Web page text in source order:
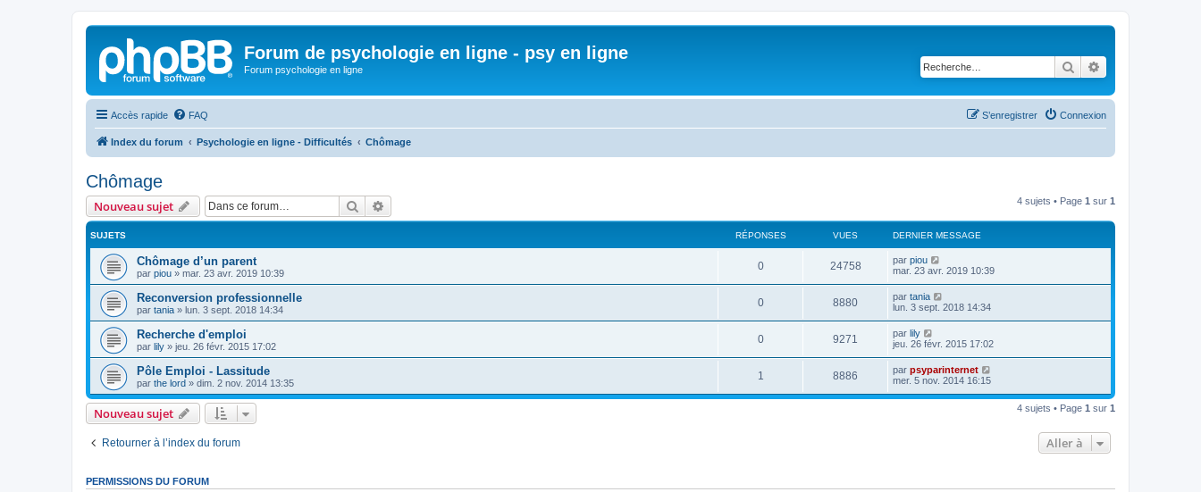
Forum de psychologie en ligne - psy en ligne
Forum psychologie en ligne Rechercher
Accès rapide FAQ Connexion
S’enregistrer
Index du forum Psychologie en ligne - Difficultés Chômage
Chômage
Nouveau sujet Rechercher 4 sujets • Page 1 sur 1
SUJETS RÉPONSES VUES DERNIER MESSAGE
Chômage d’un parent
par piou » mar. 23 avr. 2019 10:39
0 24758 par piou
mar. 23 avr. 2019 10:39
Reconversion professionnelle
par tania » lun. 3 sept. 2018 14:34
0 8880 par tania
lun. 3 sept. 2018 14:34
Recherche d'emploi
par lily » jeu. 26 févr. 2015 17:02
0 9271 par lily
jeu. 26 févr. 2015 17:02
Pôle Emploi - Lassitude
par the lord » dim. 2 nov. 2014 13:35
1 8886 par psyparinternet
mer. 5 nov. 2014 16:15
Nouveau sujet 4 sujets • Page 1 sur 1
Retourner à l’index du forum Aller à
PERMISSIONS DU FORUM